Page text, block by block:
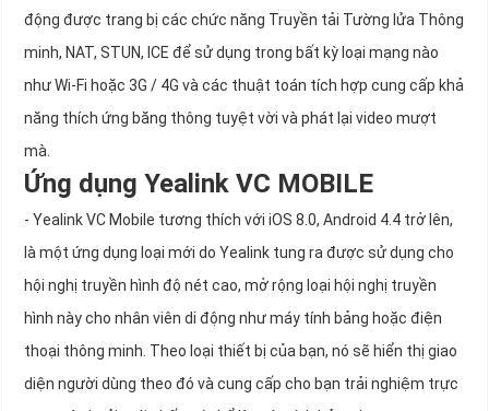
động được trang bị các chức năng Truyền tải Tường lửa Thông
minh, NAT, STUN, ICE để sử dụng trong bất kỳ loại mạng nào
như Wi-Fi hoặc 3G / 4G và các thuật toán tích hợp cung cấp khả
năng thích ứng băng thông tuyệt vời và phát lại video mượt
mà.
Ứng dụng Yealink VC MOBILE
- Yealink VC Mobile tương thích với iOS 8.0, Android 4.4 trở lên,
là một ứng dụng loại mới do Yealink tung ra được sử dụng cho
hội nghị truyền hình độ nét cao, mở rộng loại hội nghị truyền
hình này cho nhân viên di động như máy tính bảng hoặc điện
thoại thông minh. Theo loại thiết bị của bạn, nó sẽ hiển thị giao
diện người dùng theo đó và cung cấp cho bạn trải nghiệm trực